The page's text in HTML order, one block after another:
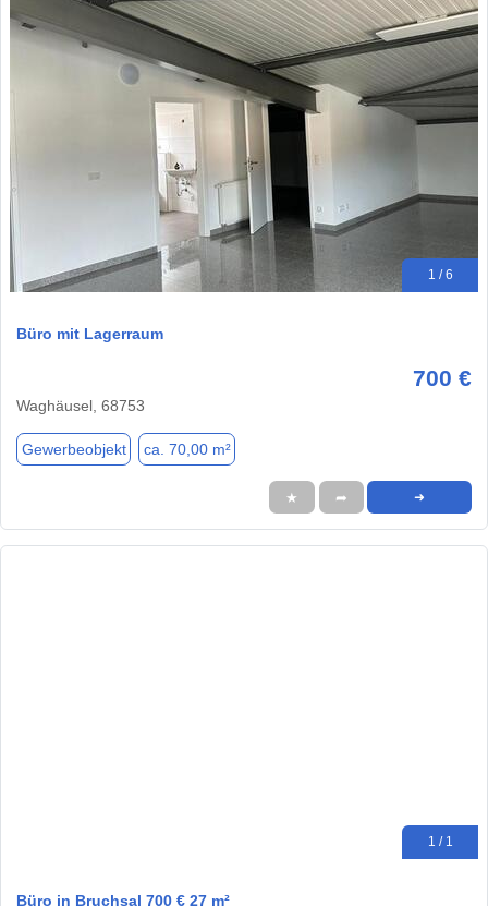
1 / 6
Büro mit Lagerraum
700 €
Waghäusel, 68753
Gewerbeobjekt ca. 70,00 m²
★ ➦ ➜
1 / 1
Büro in Bruchsal 700 € 27 m²